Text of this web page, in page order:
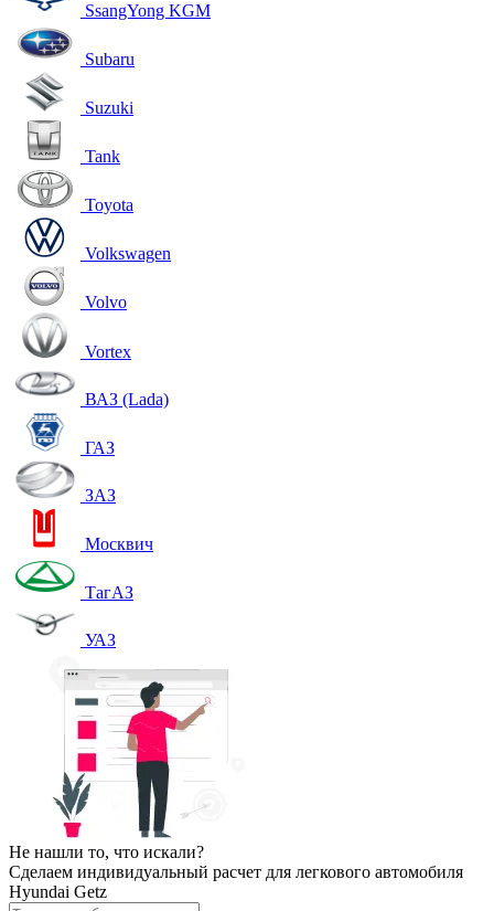
SsangYong KGM
Subaru
Suzuki
Tank
Toyota
Volkswagen
Volvo
Vortex
ВАЗ (Lada)
ГАЗ
ЗАЗ
Москвич
ТагАЗ
УАЗ
Не нашли то, что искали?
Сделаем индивидуальный расчет для легкового автомобиля
Hyundai Getz